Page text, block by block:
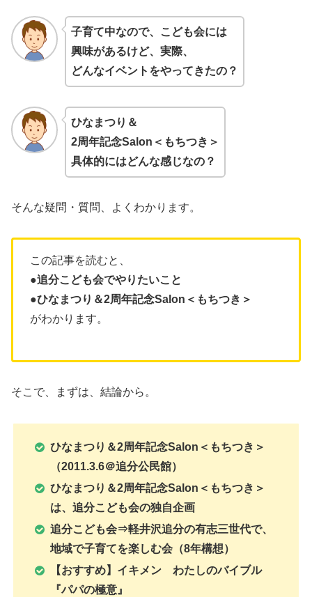
子育て中なので、こども会には
興味があるけど、実際、
どんなイベントをやってきたの？
ひなまつり＆
2周年記念Salon＜もちつき＞
具体的にはどんな感じなの？
そんな疑問・質問、よくわかります。
この記事を読むと、
●追分こども会でやりたいこと
●ひなまつり＆2周年記念Salon＜もちつき＞
がわかります。
そこで、まずは、結論から。
ひなまつり＆2周年記念Salon＜もちつき＞
（2011.3.6＠追分公民館）
ひなまつり＆2周年記念Salon＜もちつき＞
は、追分こども会の独自企画
追分こども会⇒軽井沢追分の有志三世代で、
地域で子育てを楽しむ会（8年構想）
【おすすめ】イキメン わたしのバイブル
『パパの極意』